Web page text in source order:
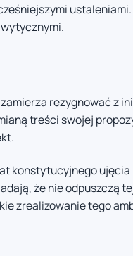
rezygnować z
treści swojej
konstytucyjnego
że nie odpuszczą
zrealizowanie tego